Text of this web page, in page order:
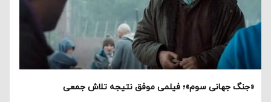
«جنگ جهانی سوم»؛ فیلمی موفق نتیجه تلاش جمعی